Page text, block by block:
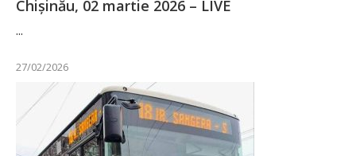
Chișinău, 02 martie 2026 – LIVE
...
27/02/2026